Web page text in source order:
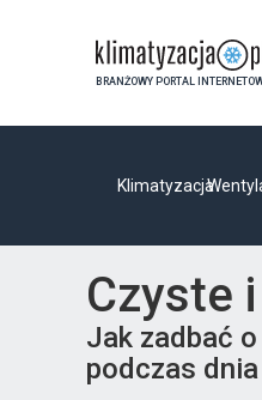
BRANŻOWY PORTAL
Klimatyzacja
Czyste
Jak zadbać
podczas